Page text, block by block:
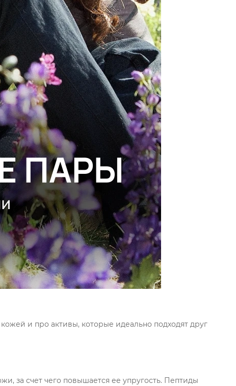
кожей и про активы, которые идеально подходят друг
за счет чего повышается ее упругость. Пептиды